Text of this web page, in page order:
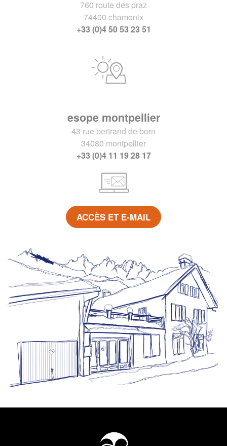
760 route des praz
74400 chamonix
+33 (0)4 50 53 23 51
esope montpellier
43 rue bertrand de born
34080 montpellier
+33 (0)4 11 19 28 17
ACCÈS ET E-MAIL